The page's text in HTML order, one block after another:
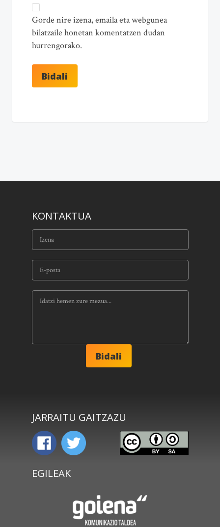
Gorde nire izena, emaila eta webgunea
bilatzaile honetan komentatzen dudan
hurrengorako.
KONTAKTUA
JARRAITU GAITZAZU
EGILEAK